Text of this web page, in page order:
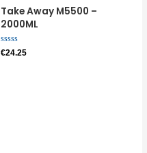
Take Away M5500 –
2000ML
Avaliação
0
€24.25